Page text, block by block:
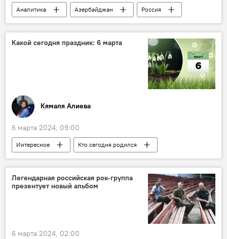
Аналитика Азербайджан
Россия
Украина
Газ
Поставки газа
Транзит
Транзит газа
Европа
ТАР
Какой сегодня праздник: 6 марта
Кямаля Алиева
6 марта 2024, 09:00
Интересное
Кто сегодня родился
Какой сегодня праздник
Азербайджан
Гейдар Алиев
"Реал Мадрид"
Футбол
Искусство
Легендарная российская рок-группа
презентует новый альбом
6 марта 2024, 02:00